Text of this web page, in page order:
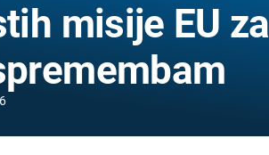
misije EU za